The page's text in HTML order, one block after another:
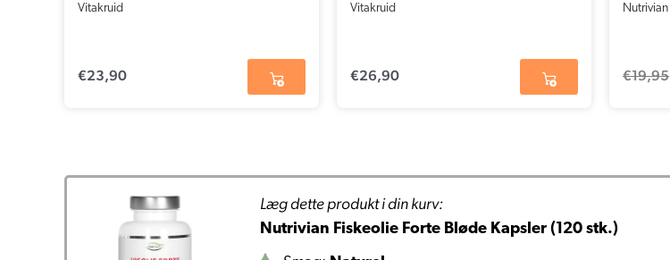
Vitakruid
€23,90
Vitakruid
€26,90
Nutrivian
€19,95
Læg dette produkt i din kurv:
Nutrivian Fiskeolie Forte Bløde Kapsler (120 stk.)